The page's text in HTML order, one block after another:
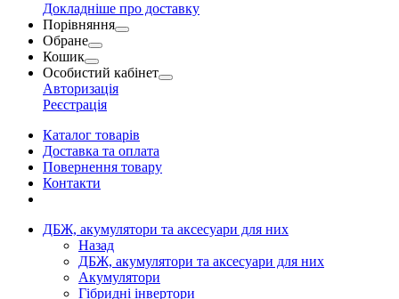
Докладніше про доставку
Порівняння
Обране
Кошик
Особистий кабінет
Авторизація
Реєстрація
Каталог товарів
Доставка та оплата
Повернення товару
Контакти
ДБЖ, акумулятори та аксесуари для них
Назад
ДБЖ, акумулятори та аксесуари для них
Акумулятори
Гібридні інвертори